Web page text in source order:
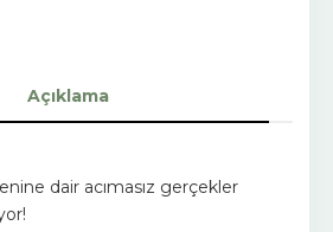
Açıklama
dair acımasız gerçekler